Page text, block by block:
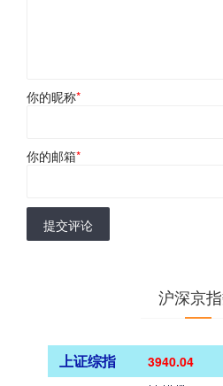
你的昵称*
你的邮箱*
提交评论
沪深京
上证综指 3940.04